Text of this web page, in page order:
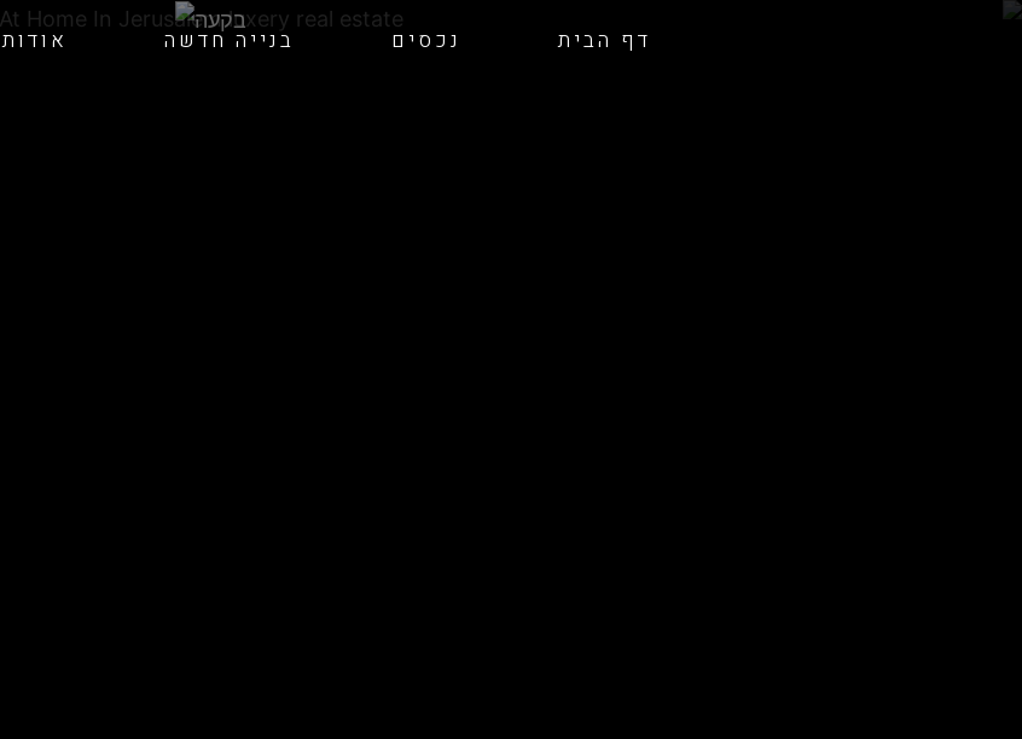
דף הבית נכסים בנייה חדשה אודות